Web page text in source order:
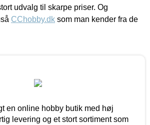
udvalg til skarpe priser. Og
CChobby.dk som man kender fra de
en online hobby butik med høj
levering og et stort sortiment som